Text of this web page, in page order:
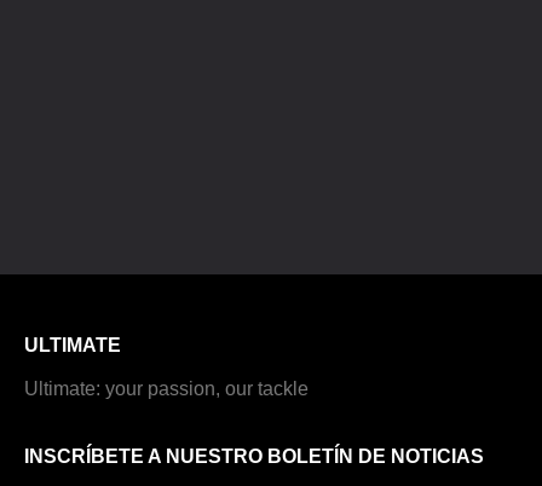
ULTIMATE
Ultimate: your passion, our tackle
INSCRÍBETE A NUESTRO BOLETÍN DE NOTICIAS